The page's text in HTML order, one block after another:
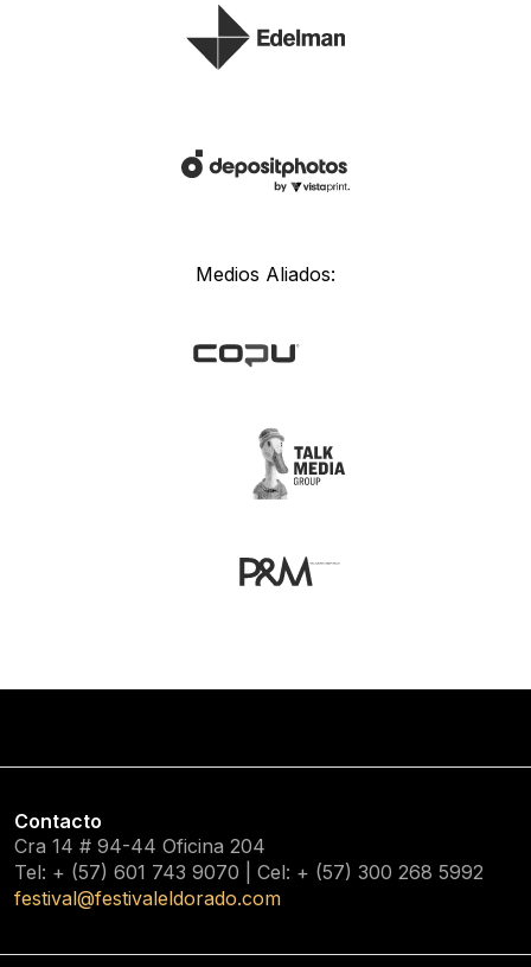
Medios Aliados:
Contacto
Cra 14 # 94-44 Oficina 204
Tel: + (57) 601 743 9070 | Cel: + (57) 300 268 5992
festival@festivaleldorado.com